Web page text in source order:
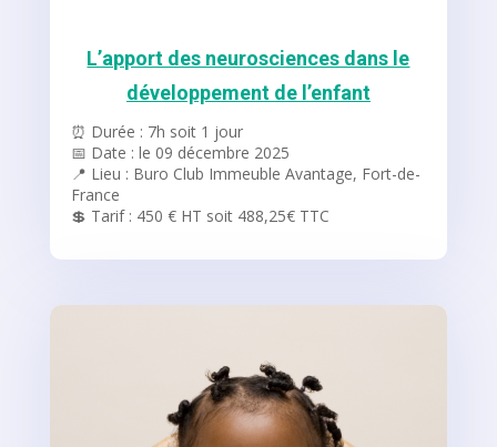
L’apport des neurosciences dans le
développement de l’enfant
⏰ Durée : 7h soit 1 jour
📅 Date : le 09 décembre 2025
📍 Lieu : Buro Club Immeuble Avantage, Fort-de-
France
💲 Tarif : 450 € HT soit 488,25€ TTC